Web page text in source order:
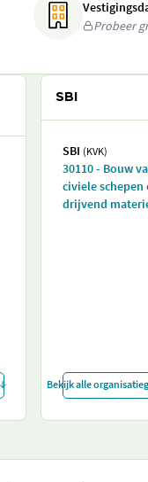
Probeer
SBI
SBI (KVK)
30110 - Bouw
civiele schepen
drijvend
Bekijk alle